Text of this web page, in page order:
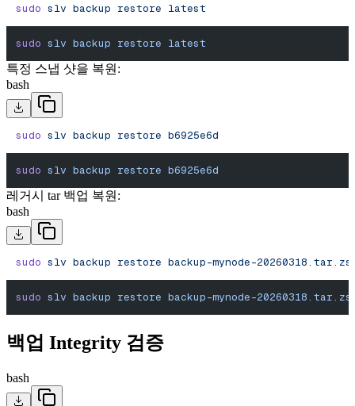
sudo slv backup restore latest
sudo slv backup restore latest
특정 스냅 샷을 복원:
bash
sudo slv backup restore b6925e6d
sudo slv backup restore b6925e6d
레거시 tar 백업 복원:
bash
sudo slv backup restore backup-mynode-
sudo slv backup restore backup-mynode-
백업 Integrity 검증
bash